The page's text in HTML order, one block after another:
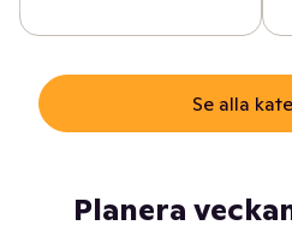
Se alla
Planera